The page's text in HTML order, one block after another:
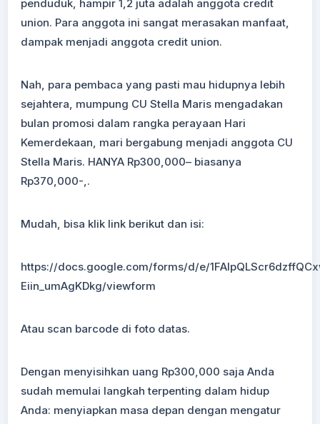
penduduk, hampir 1,2 juta adalah anggota credit
union. Para anggota ini sangat merasakan manfaat,
dampak menjadi anggota credit union.
Nah, para pembaca yang pasti mau hidupnya lebih
sejahtera, mumpung CU Stella Maris mengadakan
bulan promosi dalam rangka perayaan Hari
Kemerdekaan, mari bergabung menjadi anggota CU
Stella Maris. HANYA Rp300,000– biasanya
Rp370,000-,.
Mudah, bisa klik link berikut dan isi:
https://docs.google.com/forms/d/e/
Eiin_umAgKDkg/viewform
Atau scan barcode di foto datas.
Dengan menyisihkan uang Rp300,000 saja Anda
sudah memulai langkah terpenting dalam hidup
Anda: menyiapkan masa depan dengan mengatur